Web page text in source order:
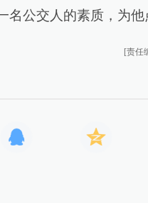
名公交人的素质，为他
[责任